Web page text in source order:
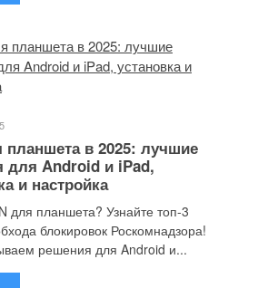
планшета в 2025: лучшие
для Android и iPad,
и настройка
для планшета? Узнайте топ-3
блокировок Роскомнадзора!
решения для Android и...